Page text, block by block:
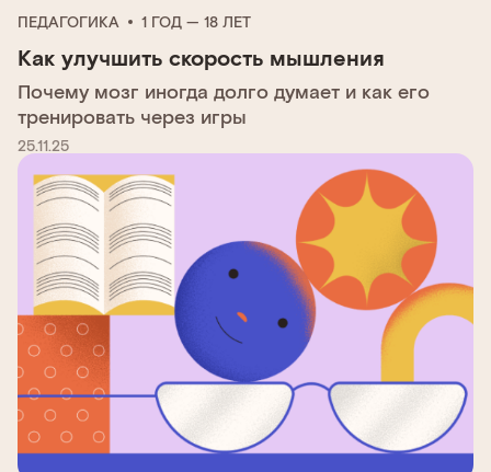
ПЕДАГОГИКА 1 ГОД — 18 ЛЕТ
Как улучшить скорость мышления
Почему мозг иногда долго думает и как его
тренировать через игры
25.11.25